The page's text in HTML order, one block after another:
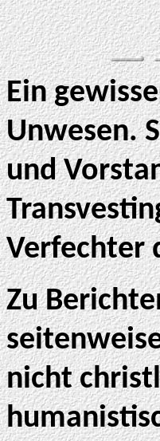
Ein
Unwesen.
und
Verfechter
Zu
nicht